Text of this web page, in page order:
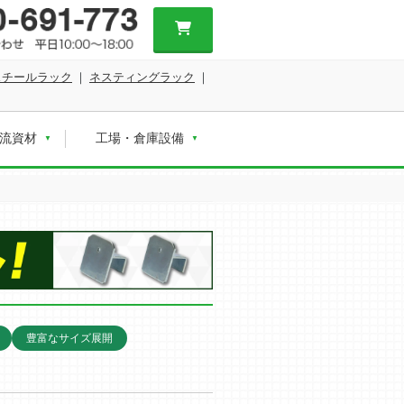
ールラック ｜ ネスティングラック ｜
資材 工場・倉庫設備
豊富なサイズ展開